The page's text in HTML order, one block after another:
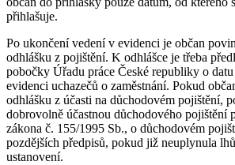
přihlašuje.
Po ukončení vedení v evidenci je občan
odhlášku z pojištění. K odhlášce je třeba
pobočky Úřadu práce České republiky o
evidenci uchazečů o zaměstnání. Pokud
odhlášku z účasti na důchodovém pojištění,
dobrovolně účastnou důchodového pojištění
zákona č. 155/1995 Sb., o důchodovém
pozdějších předpisů, pokud již neuplynula
ustanovení.